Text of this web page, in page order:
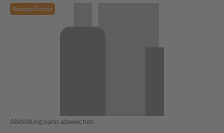
Rezeptpflichtig
Abbildung kann abweichen